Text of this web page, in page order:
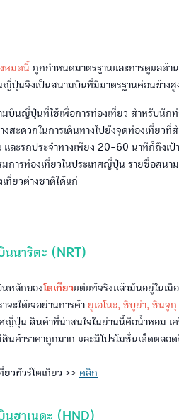
หมดนี้ ถูกกำหนดมาตรฐานและการดูแลด้า
ญี่ปุ่นจึงเป็นสนามบินที่มีมาตรฐานค่อนข้าง
บินญี่ปุ่นที่ใช้เพื่อการท่องเที่ยว สำหรับนัก
สะดวกในการเดินทางไปยังจุดท่องเที่ยวที่
และรถประจำทางเพียง 20-60 นาทีก็ถึงเ
การท่องเที่ยวในประเทศญี่ปุ่น รายชื่อสน
ที่ยวต่างชาติได้แก่
นาริตะ (NRT)
นหลักของโตเกียวแต่แท้จริงแล้วมันอยู่ในเ
าจะได้เจอย่านการค้า ยูเอโนะ, ชิบูย่า, ชินจูกุ
ญี่ปุ่น สินค้าที่น่าสนใจในย่านนี้คือน้ำหอม เค
นค้าราคาถูกมาก และมีโปรโมชั่นเด็ดตลอ
ยวทัวร์โตเกียว >> คลิก
นฮาเนดะ (HND)